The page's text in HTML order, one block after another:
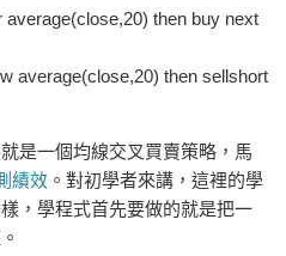
then buy next
average(close,20) then sellshort
是一個均線交叉買賣策略，馬
績效 。對初學者來講，這裡的學
，學程式首先要做的就是把一